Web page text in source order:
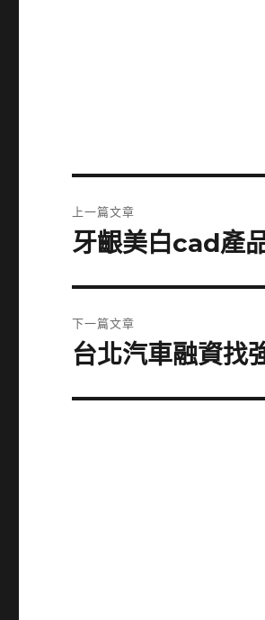
章
上一篇文章
上
篇
文
章:
牙齦美白cad產
下一篇文章
下
篇
台北汽車融資找